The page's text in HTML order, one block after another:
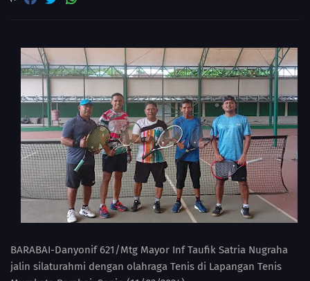
BARABAI-Danyonif 621/Mtg Mayor Inf Taufik Satria Nugraha
jalin silaturahmi dengan olahraga Tenis di Lapangan Tenis